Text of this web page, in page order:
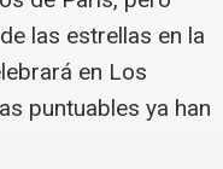
las estrellas en la
en Los
puntuables ya han